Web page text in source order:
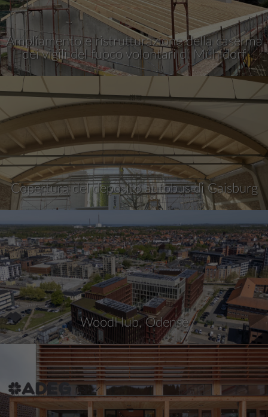
Ampliamento e ristrutturazione della caserma
dei vigili del fuoco volontari di Mühldorf
Copertura del deposito autobus di Gaisburg
WoodHub, Odense